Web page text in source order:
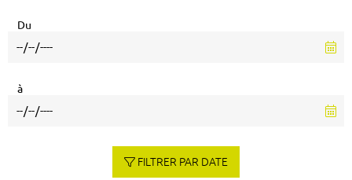
Du
à
FILTRER PAR DATE